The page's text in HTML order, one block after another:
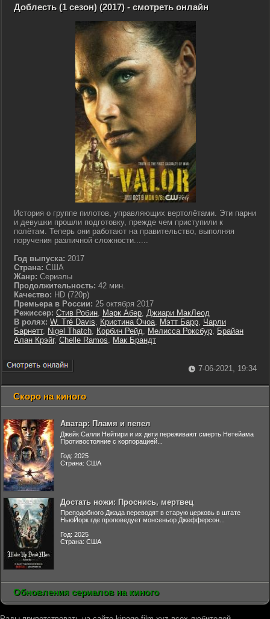
Доблесть (1 сезон) (2017) - смотреть онлайн
История о группе пилотов, управляющих вертолётами. Эти парни
и девушки прошли подготовку, прежде чем приступили к
полётам. Теперь они работают на правительство, выполняя
поручения различной сложности......
Год выпуска: 2017
Страна: США
Жанр: Сериалы
Продолжительность: 42 мин.
Качество: HD (720p)
Премьера в России: 25 октября 2017
Режиссер: Стив Робин, Марк Абер, Джиари МакЛеод
В ролях: W. Tré Davis, Кристина Очоа, Мэтт Барр, Чарли
Барнетт, Nigel Thatch, Корбин Рейд, Мелисса Роксбур, Брайан
Алан Крэйг, Chelle Ramos, Мак Брандт
7-06-2021, 19:34
Скоро на киного
Аватар: Пламя и пепел
Джейк Салли Нейтири и их дети переживают смерть Нетейама
Противостояние с корпорацией...
Год: 2025
Страна: США
Достать ножи: Проснись, мертвец
Преподобного Джада переводят в старую церковь в штате
НьюЙорк где проповедует монсеньор Джефферсон...
Год: 2025
Страна: США
Обновления сериалов на киного